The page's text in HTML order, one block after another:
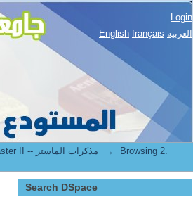
Login
English français العربية
2.[STAPS] Mémoires de master II -- مذكرات الماستر →
Browsing 2.
Search DSpace